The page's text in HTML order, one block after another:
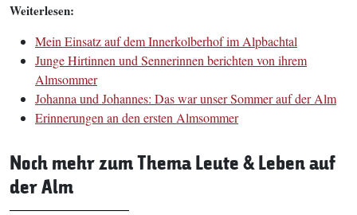
Weiterlesen:
Mein Einsatz auf dem Innerkolberhof im Alpbachtal
Junge Hirtinnen und Sennerinnen berichten von ihrem
Almsommer
Johanna und Johannes: Das war unser Sommer auf der Alm
Erinnerungen an den ersten Almsommer
Noch mehr zum Thema Leute & Leben auf
der Alm